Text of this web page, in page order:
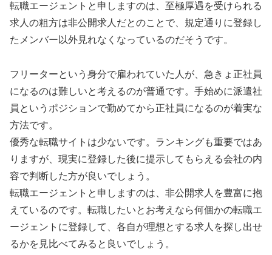
転職エージェントと申しますのは、至極厚遇を受けられる
求人の粗方は非公開求人だとのことで、規定通りに登録し
たメンバー以外見れなくなっているのだそうです。
フリーターという身分で雇われていた人が、急きょ正社員
になるのは難しいと考えるのが普通です。手始めに派遣社
員というポジションで勤めてから正社員になるのが着実な
方法です。
優秀な転職サイトは少ないです。ランキングも重要ではあ
りますが、現実に登録した後に提示してもらえる会社の内
容で判断した方が良いでしょう。
転職エージェントと申しますのは、非公開求人を豊富に抱
えているのです。転職したいとお考えなら何個かの転職エ
ージェントに登録して、各自が理想とする求人を探し出せ
るかを見比べてみると良いでしょう。